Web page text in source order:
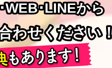
WEB･LINEから
WEB･LINEから
わせください
わせください